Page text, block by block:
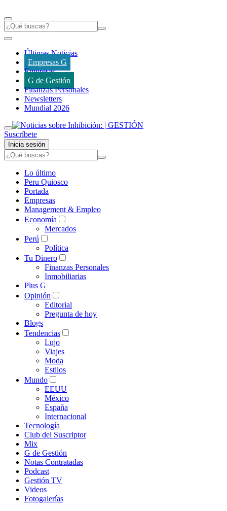
Últimas Noticias
Empresas G
Empresas
G de Gestión
Finanzas Personales
Newsletters
Mundial 2026
Suscríbete
Inicia sesión
Lo último
Peru Quiosco
Portada
Empresas
Management & Empleo
Economía
Mercados
Perú
Política
Tu Dinero
Finanzas Personales
Inmobiliarias
Plus G
Opinión
Editorial
Pregunta de hoy
Blogs
Tendencias
Lujo
Viajes
Moda
Estilos
Mundo
EEUU
México
España
Internacional
Tecnología
Club del Suscriptor
Mix
G de Gestión
Notas Contratadas
Podcast
Gestión TV
Videos
Fotogalerías